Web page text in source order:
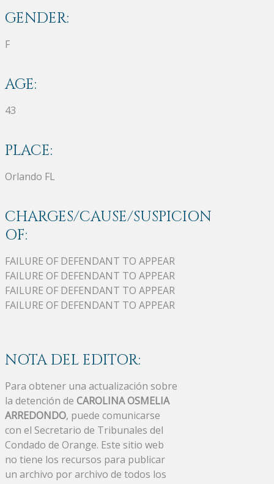
GENDER:
F
AGE:
43
PLACE:
Orlando FL
CHARGES/CAUSE/SUSPICION
OF:
FAILURE OF DEFENDANT TO APPEAR
FAILURE OF DEFENDANT TO APPEAR
FAILURE OF DEFENDANT TO APPEAR
FAILURE OF DEFENDANT TO APPEAR
NOTA DEL EDITOR:
Para obtener una actualización sobre
la detención de CAROLINA OSMELIA
ARREDONDO, puede comunicarse
con el Secretario de Tribunales del
Condado de Orange. Este sitio web
no tiene los recursos para publicar
un archivo por archivo de todos los